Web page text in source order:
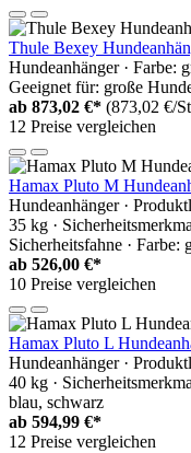
Thule Bexey
Hundeanhänger · Farbe:
Geeignet für: große
ab 873,02 €* (873,02 €/
12 Preise vergleichen
Hamax Pluto M
Hundeanhänger ·
35 kg ·
Sicherheitsfahne · Farbe:
ab 526,00 €*
10 Preise vergleichen
Hamax Pluto L
Hundeanhänger ·
40 kg ·
blau, schwarz
ab 594,99 €*
12 Preise vergleichen